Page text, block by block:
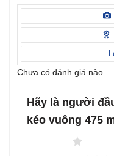
5 sao
hạng
sao
Được
hạng
sao
Chưa có đánh giá nào.
Hãy là người
kéo vuông 475